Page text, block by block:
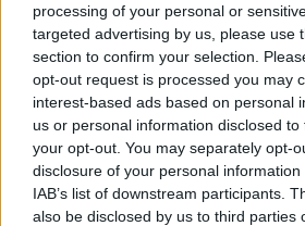
processing of your personal or
targeted advertising by us, please use
section to confirm your selection.
opt-out request is processed you may
interest-based ads based on personal
us or personal information disclosed
your opt-out. You may separately opt-
disclosure of your personal
IAB’s list of downstream participants.
also be disclosed by us to third parties
Area di sosta (PS)
Little Roodee Coach park
7 2
Servizi / Posizione